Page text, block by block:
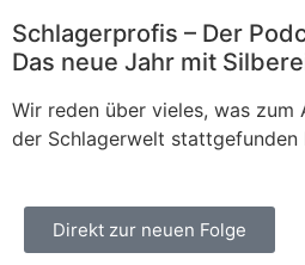
Schlagerprofis – Der
Das neue Jahr mit
Wir reden über vieles, was zum
der Schlagerwelt
Direkt zur neuen Folge